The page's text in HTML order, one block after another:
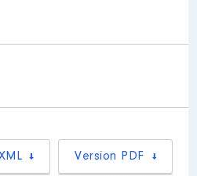
Version PDF